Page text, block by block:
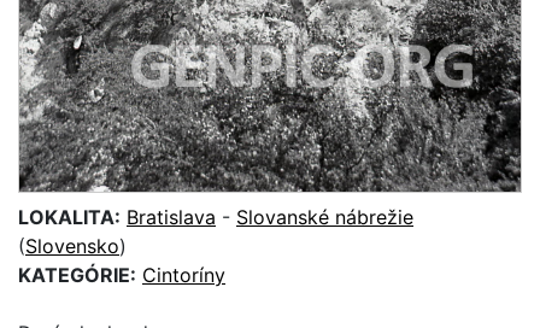
LOKALITA: Bratislava - Slovanské nábrežie
(Slovensko)
KATEGÓRIE: Cintoríny